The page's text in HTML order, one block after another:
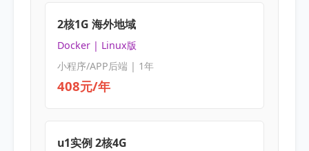
2核1G 海外地域
Docker | Linux版
小程序/APP后端 | 1年
408元/年
u1实例 2核4G